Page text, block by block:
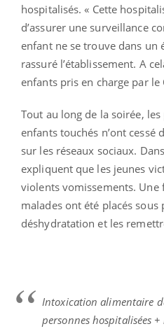
hospitalisés. « Cette
d’assurer une surveillance
enfant ne se trouve dans un
rassuré l’établissement. A
enfants pris en charge par le
Tout au long de la soirée,
enfants touchés n’ont cessé
sur les réseaux sociaux.
expliquent que les jeunes
violents vomissements. Une
malades ont été placés
déshydratation et les
Intoxication alimentaire
personnes hospitalisées